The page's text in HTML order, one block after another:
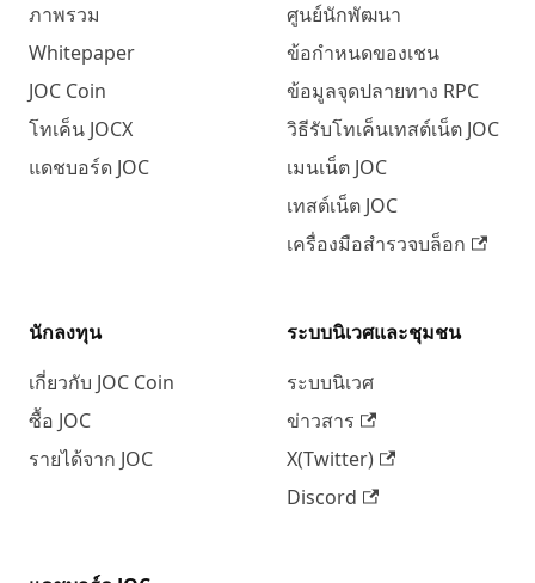
ภาพรวม
Whitepaper
JOC Coin
โทเค็น JOCX
แดชบอร์ด JOC
ศูนย์นักพัฒนา
ข้อกำหนดของเชน
ข้อมูลจุดปลายทาง RPC
วิธีรับโทเค็นเทสต์เน็ต JOC
เมนเน็ต JOC
เทสต์เน็ต JOC
เครื่องมือสำรวจบล็อก
นักลงทุน
เกี่ยวกับ JOC Coin
ซื้อ JOC
รายได้จาก JOC
ระบบนิเวศและชุมชน
ระบบนิเวศ
ข่าวสาร
X(Twitter)
Discord